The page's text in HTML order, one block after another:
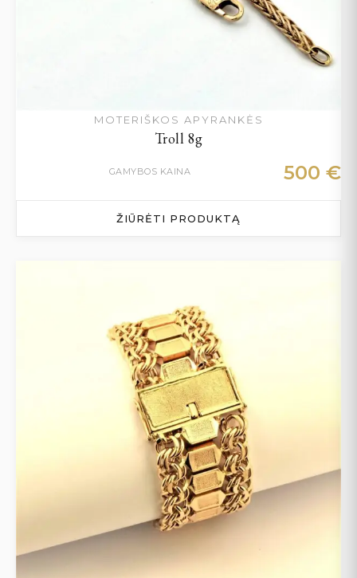
MOTERIŠKOS APYRANKĖS
Troll 8g
GAMYBOS KAINA 500 €
ŽIŪRĖTI PRODUKTĄ